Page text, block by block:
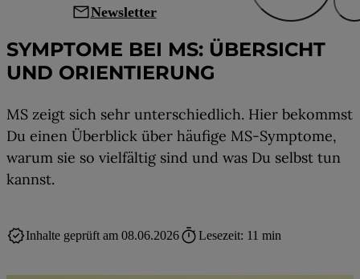
mailNewsletter
SYMPTOME BEI MS: ÜBERSICHT
UND ORIENTIERUNG
MS zeigt sich sehr unterschiedlich. Hier bekommst
Du einen Überblick über häufige MS-Symptome,
warum sie so vielfältig sind und was Du selbst tun
kannst.
verifiedInhalte geprüft am 08.06.2026timerLesezeit: 11 min